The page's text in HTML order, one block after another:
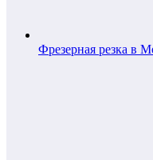
Фрезерная резка в